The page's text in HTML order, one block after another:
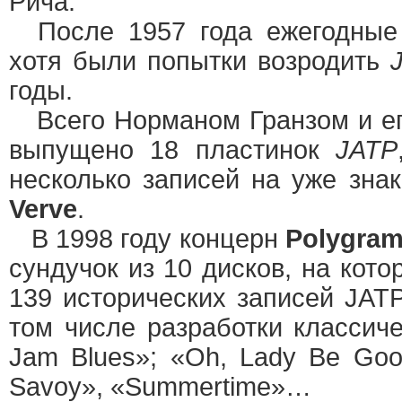
После 1957 года ежегодные
хотя были попытки возродить
годы.
Всего Норманом Гранзом и
выпущено 18 пластинокJATP
несколько записей на уже
Verve.
В 1998 году концерн
сундучок из 10 дисков, на
139 исторических записей
том числе разработки
Jam Blues»; «Oh, Lady Be
Savoy», «Summertime»…